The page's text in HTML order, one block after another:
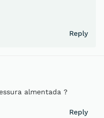
Reply
almentada ?
Reply